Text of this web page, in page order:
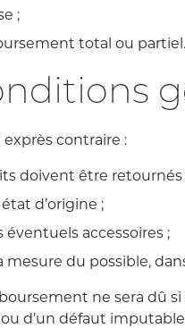
;
total ou partiel.
exprès contraire :
doivent être
d’origine ;
éventuels accessoires ;
mesure du possible,
ne sera dû
d’un défaut imputable